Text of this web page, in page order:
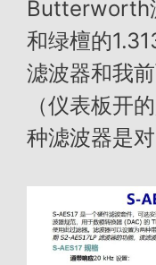
Butterworth
和绿檀的
滤波器和我
（仪表板开
种滤波器是